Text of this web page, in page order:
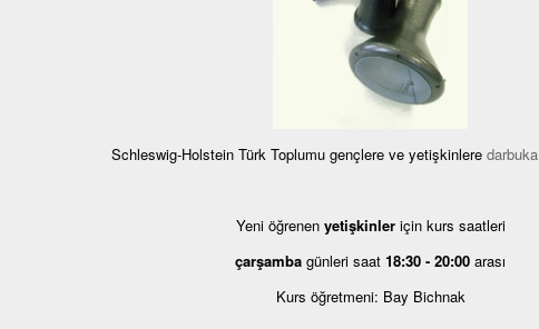
Schleswig-Holstein Türk Toplumu gençlere ve yetişkinlere darbuka
Yeni öğrenen yetişkinler için kurs saatleri
çarşamba günleri saat 18:30 - 20:00 arası
Kurs öğretmeni: Bay Bichnak